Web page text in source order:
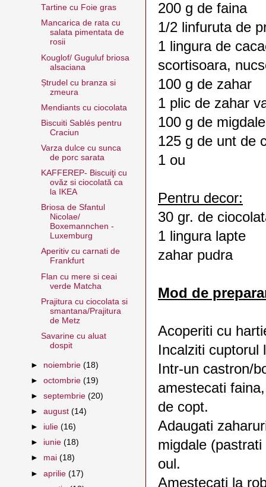
200 g de faina
1/2 linfuruta de
1 lingura de
scortisoara,
100 g de zahar
1 plic de zahar
100 g de
125 g de unt de
1 ou
Pentru decor:
30 gr. de
1 lingura lapte
zahar pudra
Mod de
Acoperiti cu
Incalziti cuptorul
Intr-un castron/
amestecati
de copt.
Adaugati
migdale
oul.
Amestecati la
Tartine cu Foie gras
Mancarica de rata cu
salata pimentata de
rosii
Kouglof/ Guguluf briosa
alsaciana
Ștrudel cu branza si
zmeura
Mendiants cu ciocolata
Biscuiti Sablés pentru
Craciun
Varza dulce cu sunca
de porc sarata
KAFFEREP- Biscuiţi cu
ovăz si ciocolată ca
la IKEA
Briosa de Sfantul
Nicolae/
Boxemannchen -
Luxemburg
Aperitiv cu carnati de
Frankfurt
Flan cu mere si ceai
verde Matcha
Prajitura cu ciocolata si
smantana/Prajitura
de Metz
Savarine cu aluat
dospit
► noiembrie(18)
►octombrie(19)
►septembrie(20)
►august(14)
► iulie(16)
► iunie(18)
► mai(18)
►aprilie(17)